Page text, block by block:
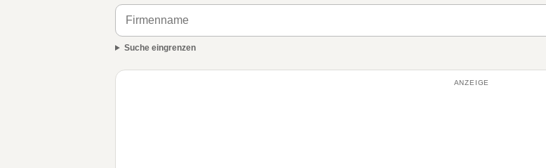
Suche eingrenzen
ANZEIGE